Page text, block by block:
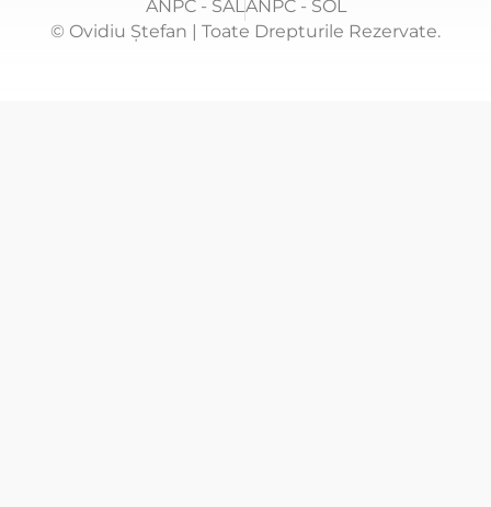
ANPC - SALANPC - SOL
© Ovidiu Ștefan | Toate Drepturile Rezervate.